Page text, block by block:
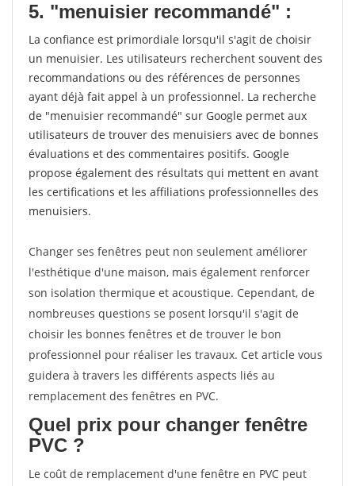
5. "menuisier recommandé" :
La confiance est primordiale lorsqu'il s'agit de choisir
un menuisier. Les utilisateurs recherchent souvent des
recommandations ou des références de personnes
ayant déjà fait appel à un professionnel. La recherche
de "menuisier recommandé" sur Google permet aux
utilisateurs de trouver des menuisiers avec de bonnes
évaluations et des commentaires positifs. Google
propose également des résultats qui mettent en avant
les certifications et les affiliations professionnelles des
menuisiers.
Changer ses fenêtres peut non seulement améliorer
l'esthétique d'une maison, mais également renforcer
son isolation thermique et acoustique. Cependant, de
nombreuses questions se posent lorsqu'il s'agit de
choisir les bonnes fenêtres et de trouver le bon
professionnel pour réaliser les travaux. Cet article vous
guidera à travers les différents aspects liés au
remplacement des fenêtres en PVC.
Quel prix pour changer fenêtre
PVC ?
Le coût de remplacement d'une fenêtre en PVC peut